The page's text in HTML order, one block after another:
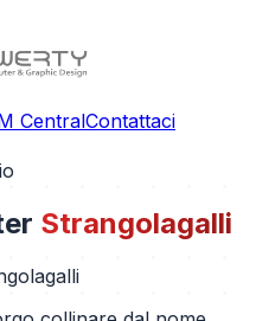
CentralContattaci
Strangolagalli